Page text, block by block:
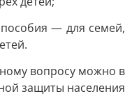
— для семей,
вопросу можно в
защиты населения